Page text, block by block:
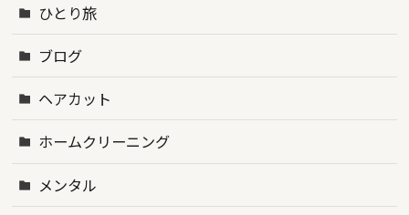
ひとり旅
ブログ
ヘアカット
ホームクリーニング
メンタル